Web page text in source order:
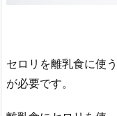
セロリを離乳食に使
が必要です。